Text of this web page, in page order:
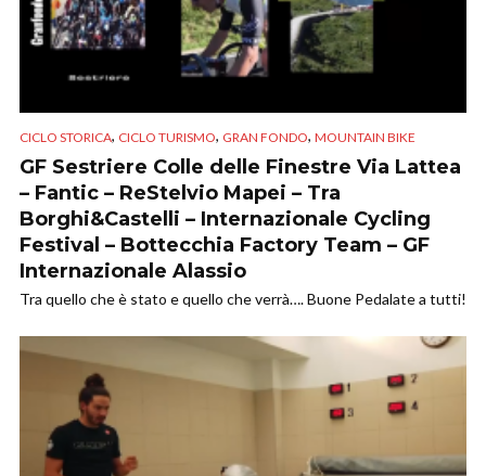
CICLO STORICA, CICLO TURISMO, GRAN FONDO, MOUNTAIN BIKE
GF Sestriere Colle delle Finestre Via Lattea
– Fantic – ReStelvio Mapei – Tra
Borghi&Castelli – Internazionale Cycling
Festival – Bottecchia Factory Team – GF
Internazionale Alassio
Tra quello che è stato e quello che verrà…. Buone Pedalate a tutti!